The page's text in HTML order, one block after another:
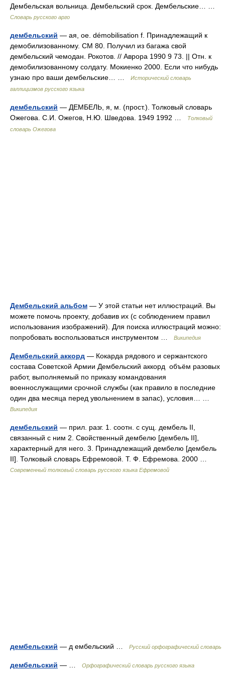
Дембельская вольница. Дембельский срок. Дембельские… …
Словарь русского арго
дембельский — ая, ое. démobilisation f. Принадлежащий к
демобилизованному. СМ 80. Получил из багажа свой
дембельский чемодан. Рокотов. // Аврора 1990 9 73. || Отн. к
демобилизованному солдату. Мокиенко 2000. Если что нибудь
узнаю про ваши дембельские… …
Исторический словарь
галлицизмов русского языка
дембельский — ДЕМБЕЛЬ, я, м. (прост.). Толковый словарь
Ожегова. С.И. Ожегов, Н.Ю. Шведова. 1949 1992 …
Толковый
словарь Ожегова
Дембельский альбом — У этой статьи нет иллюстраций. Вы
можете помочь проекту, добавив их (с соблюдением правил
использования изображений). Для поиска иллюстраций можно:
попробовать воспользоваться инструментом …
Википедия
Дембельский аккорд — Кокарда рядового и сержантского
состава Советской Армии Дембельский аккорд объём разовых
работ, выполняемый по приказу командования
военнослужащими срочной службы (как правило в последние
один два месяца перед увольнением в запас), условия… …
Википедия
дембельский — прил. разг. 1. соотн. с сущ. дембель II,
связанный с ним 2. Свойственный дембелю [дембель II],
характерный для него. 3. Принадлежащий дембелю [дембель
II]. Толковый словарь Ефремовой. Т. Ф. Ефремова. 2000 …
Современный толковый словарь русского языка Ефремовой
дембельский — д ембельский … Русский орфографический словарь
дембельский — … Орфографический словарь русского языка